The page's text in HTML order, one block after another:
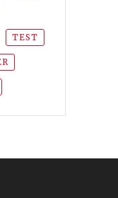
TEST